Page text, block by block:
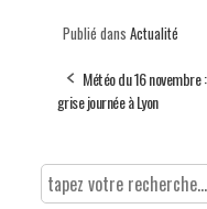
Publié dans Actualité
Météo du 16 novembre :
grise journée à Lyon